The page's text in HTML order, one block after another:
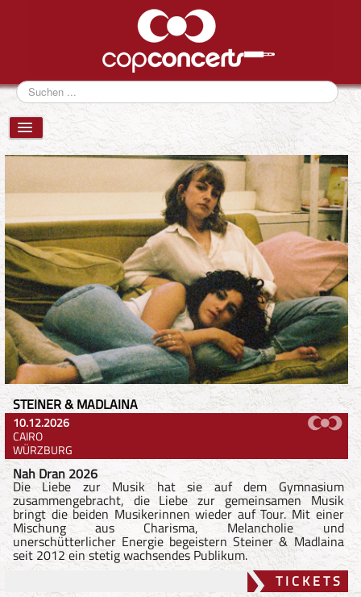
Suchen
...
VERANSTALTUNGEN
FESTIVALS
ÜBER UNS
eventCONSULTING
STEINER & MADLAINA
10.12.2026
CAIRO
WÜRZBURG
Nah Dran 2026
Die Liebe zur Musik hat sie auf dem Gymnasium
zusammengebracht, die Liebe zur gemeinsamen Musik
bringt die beiden Musikerinnen wieder auf Tour. Mit einer
Mischung aus Charisma, Melancholie und
unerschütterlicher Energie begeistern Steiner & Madlaina
seit 2012 ein stetig wachsendes Publikum.
T I C K E T S